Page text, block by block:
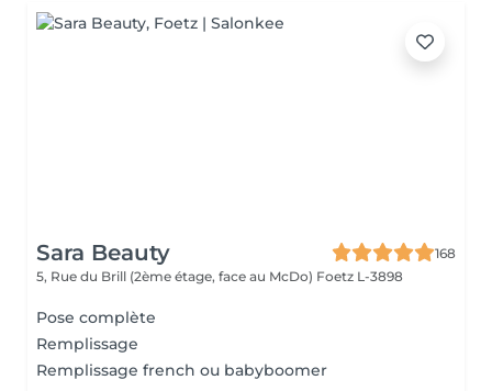
Sara Beauty
168
5, Rue du Brill (2ème étage, face au McDo) Foetz L-3898
Pose complète
Remplissage
Remplissage french ou babyboomer